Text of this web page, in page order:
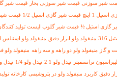
شیر سوزنی قیمت شیر سوزنی بخار قیمت شیر گازی 3 اینچ
استیل 1 اینچ قیمت شیر گازی استیل 1/2 قیمت شیر
گازی استیل ½ قیمت شیر گلوب لیست تولید
316 منیفولد ولو ابزار دقیق منیفولد ولو استنلس
و گاز منیفولد ولو دو راهه و سه راهه منیفولد ولو
ترانسمیتر نیدل ولو 1 2 نیدل ولو 1/4 نیدل
دقیق کاربرد منیفولد ولو در پتروشیمی کارخانه